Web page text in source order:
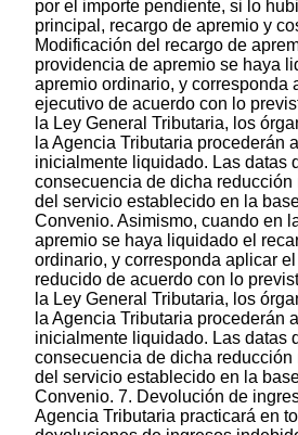
por el importe pendiente, si lo
principal, recargo de apremio y
Modificación del recargo de
providencia de apremio se haya
apremio ordinario, y corresponda
ejecutivo de acuerdo con lo
la Ley General Tributaria, los
la Agencia Tributaria procederán
inicialmente liquidado. Las datas
consecuencia de dicha
del servicio establecido en la
Convenio. Asimismo, cuando en
apremio se haya liquidado el
ordinario, y corresponda aplicar
reducido de acuerdo con lo
la Ley General Tributaria, los
la Agencia Tributaria procederán
inicialmente liquidado. Las datas
consecuencia de dicha
del servicio establecido en la
Convenio. 7. Devolución de
Agencia Tributaria practicará en